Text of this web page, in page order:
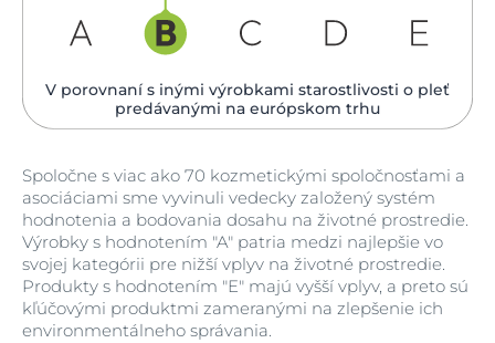
V porovnaní s inými výrobkami starostlivosti o pleť
predávanými na európskom trhu
Spoločne s viac ako 70 kozmetickými spoločnosťami a
asociáciami sme vyvinuli vedecky založený systém
hodnotenia a bodovania dosahu na životné prostredie.
Výrobky s hodnotením "A" patria medzi najlepšie vo
svojej kategórii pre nižší vplyv na životné prostredie.
Produkty s hodnotením "E" majú vyšší vplyv, a preto sú
kľúčovými produktmi zameranými na zlepšenie ich
environmentálneho správania.